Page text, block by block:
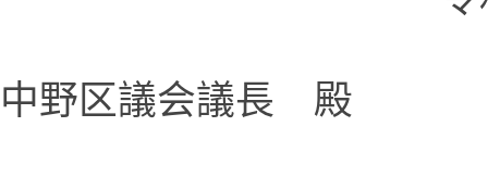
中野区議会議長 殿